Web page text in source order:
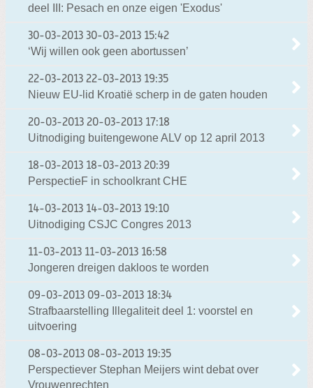
deel III: Pesach en onze eigen 'Exodus'
30-03-2013 30-03-2013 15:42
‘Wij willen ook geen abortussen’
22-03-2013 22-03-2013 19:35
Nieuw EU-lid Kroatië scherp in de gaten houden
20-03-2013 20-03-2013 17:18
Uitnodiging buitengewone ALV op 12 april 2013
18-03-2013 18-03-2013 20:39
PerspectieF in schoolkrant CHE
14-03-2013 14-03-2013 19:10
Uitnodiging CSJC Congres 2013
11-03-2013 11-03-2013 16:58
Jongeren dreigen dakloos te worden
09-03-2013 09-03-2013 18:34
Strafbaarstelling Illegaliteit deel 1: voorstel en
uitvoering
08-03-2013 08-03-2013 19:35
Perspectiever Stephan Meijers wint debat over
Vrouwenrechten